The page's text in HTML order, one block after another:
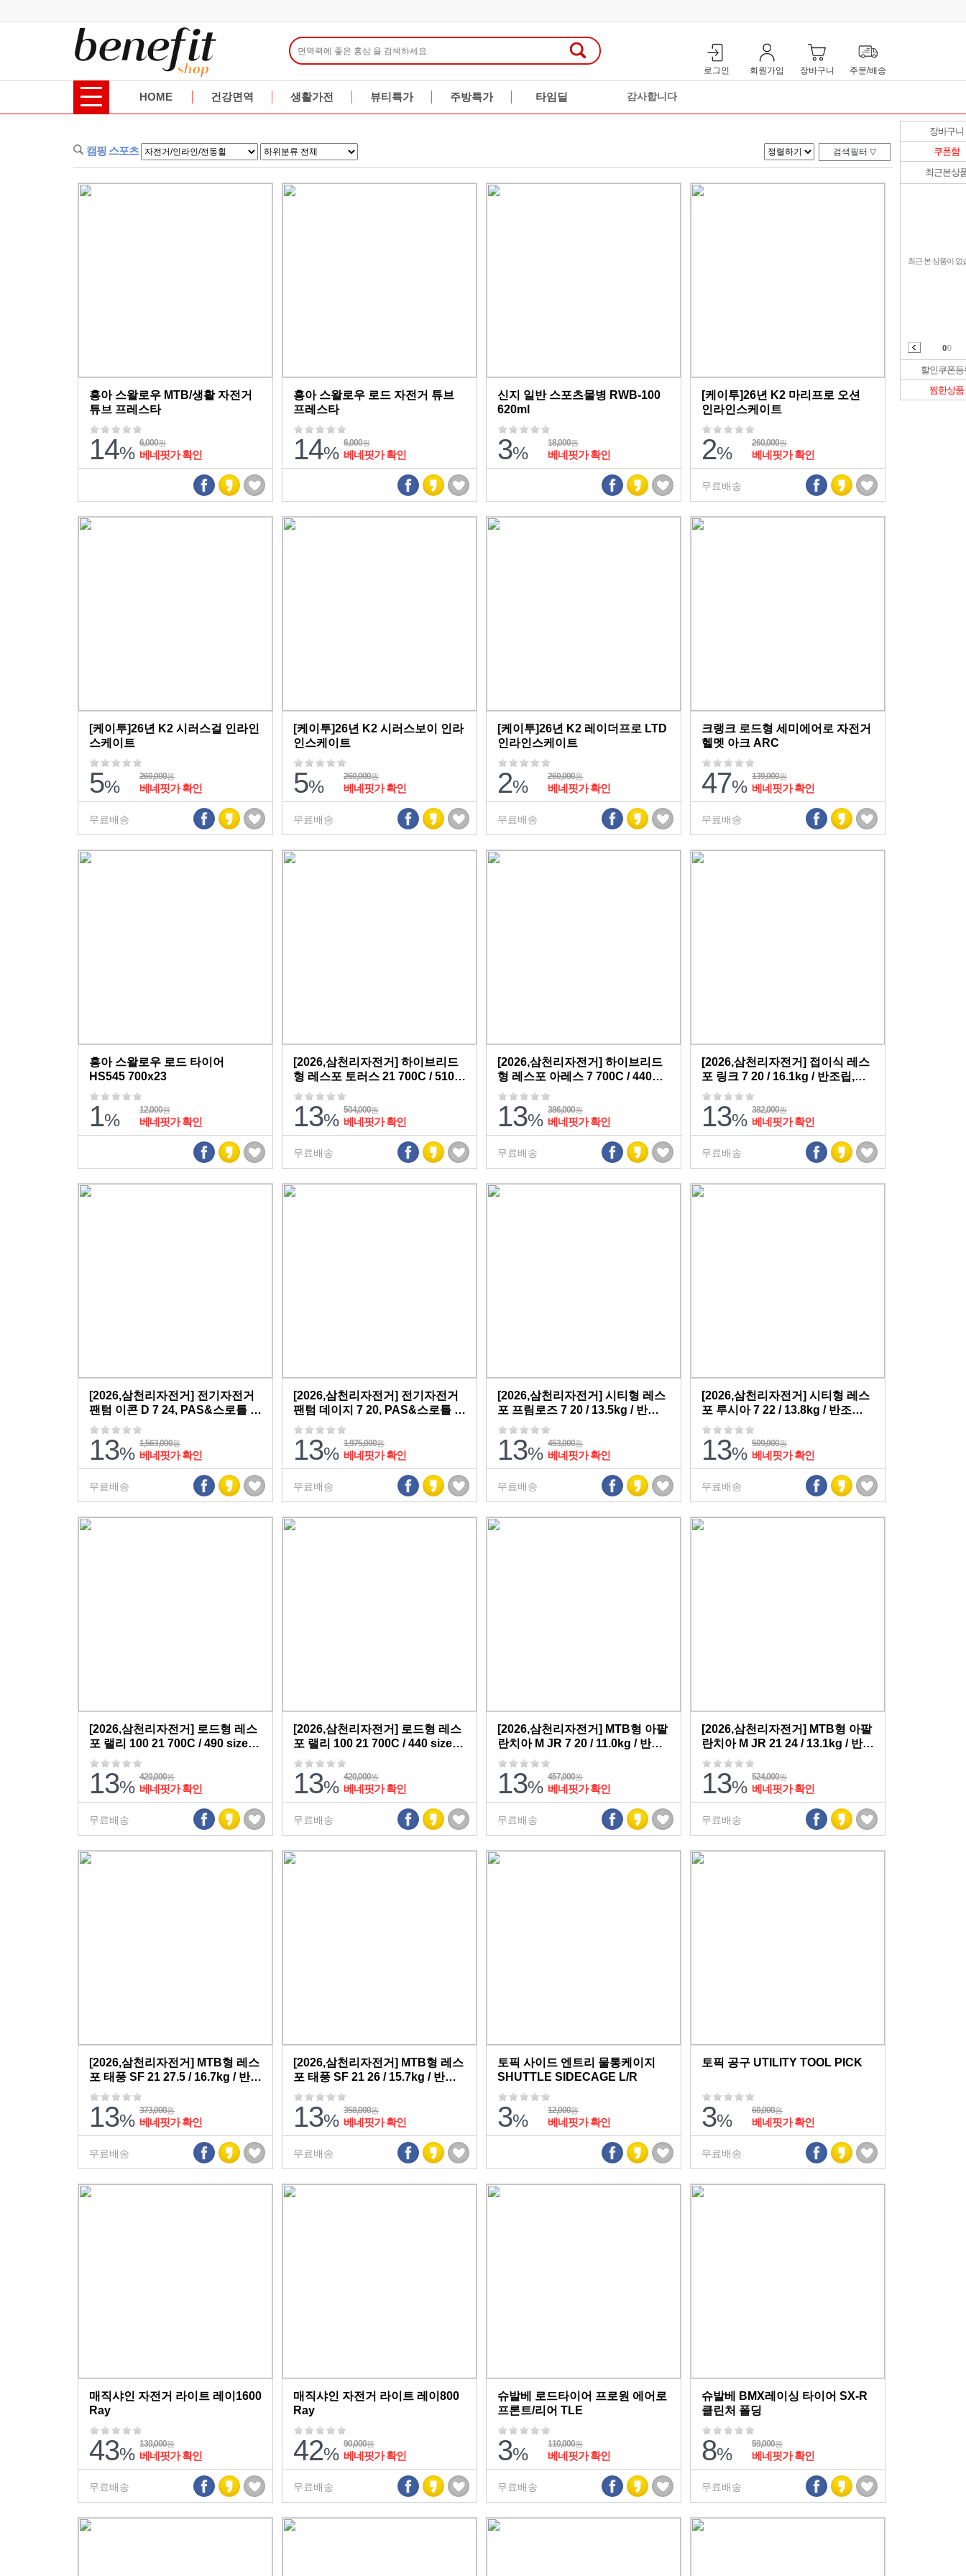
로그인 회원가입 장바구니 주문/배송
HOME 건강면역 생활가전 뷰티특가 주방특가 타임딜 감사합니다
장바구니
쿠폰함
최근본상
최근 본 상품이 없
0/0
할인쿠폰등
찜한상품
캠핑 스포츠
흥아 스왈로우 MTB/생활 자전거
튜브 프레스타
14% 6,000원
베네핏가 확인
흥아 스왈로우 로드 자전거 튜브
프레스타
14% 6,000원
베네핏가 확인
신지 일반 스포츠물병 RWB-100
620ml
3% 18,000원
베네핏가 확인
[케이투]26년 K2 마리프로 오션
인라인스케이트
2% 260,000원
베네핏가 확인
무료배송
[케이투]26년 K2 시러스걸 인라인
스케이트
5% 260,000원
베네핏가 확인
무료배송
[케이투]26년 K2 시러스보이 인라
인스케이트
5% 260,000원
베네핏가 확인
무료배송
[케이투]26년 K2 레이더프로 LTD
인라인스케이트
2% 260,000원
베네핏가 확인
무료배송
크랭크 로드형 세미에어로 자전거
헬멧 아크 ARC
47% 139,000원
베네핏가 확인
무료배송
흥아 스왈로우 로드 타이어
HS545 700x23
1% 12,000원
베네핏가 확인
[2026,삼천리자전거] 하이브리드
형 레스포 토러스 21 700C / 510
size / 12.9kg / 반조립,무료배송
13% 504,000원
베네핏가 확인
무료배송
[2026,삼천리자전거] 하이브리드
형 레스포 아레스 7 700C / 440
size /14.0kg / 반조립,무료배송
13% 386,000원
베네핏가 확인
무료배송
[2026,삼천리자전거] 접이식 레스
포 링크 7 20 / 16.1kg / 반조립,무
료배송
13% 382,000원
베네핏가 확인
무료배송
[2026,삼천리자전거] 전기자전거
팬텀 이콘 D 7 24, PAS&스로틀 겸
용 / 26.1kg / 완조립,무료배송
13% 1,563,000원
베네핏가 확인
무료배송
[2026,삼천리자전거] 전기자전거
팬텀 데이지 7 20, PAS&스로틀 겸
용 / 26.1kg / 완조립,무료배송
13% 1,975,000원
베네핏가 확인
무료배송
[2026,삼천리자전거] 시티형 레스
포 프림로즈 7 20 / 13.5kg / 반조
립,무료배송
13% 453,000원
베네핏가 확인
무료배송
[2026,삼천리자전거] 시티형 레스
포 루시아 7 22 / 13.8kg / 반조립,
무료배송
13% 509,000원
베네핏가 확인
무료배송
[2026,삼천리자전거] 로드형 레스
포 랠리 100 21 700C / 490 size /
13.8kg / 반조립,무료배송
13% 420,000원
베네핏가 확인
무료배송
[2026,삼천리자전거] 로드형 레스
포 랠리 100 21 700C / 440 size /
13.8kg / 반조립,무료배송
13% 420,000원
베네핏가 확인
무료배송
[2026,삼천리자전거] MTB형 아팔
란치아 M JR 7 20 / 11.0kg / 반조
립,무료배송
13% 457,000원
베네핏가 확인
무료배송
[2026,삼천리자전거] MTB형 아팔
란치아 M JR 21 24 / 13.1kg / 반조
립,무료배송
13% 524,000원
베네핏가 확인
무료배송
[2026,삼천리자전거] MTB형 레스
포 태풍 SF 21 27.5 / 16.7kg / 반조
립,무료배송
13% 373,000원
베네핏가 확인
무료배송
[2026,삼천리자전거] MTB형 레스
포 태풍 SF 21 26 / 15.7kg / 반조
립,무료배송
13% 358,000원
베네핏가 확인
무료배송
토픽 사이드 엔트리 물통케이지
SHUTTLE SIDECAGE L/R
3% 12,000원
베네핏가 확인
토픽 공구 UTILITY TOOL PICK
3% 60,000원
베네핏가 확인
무료배송
매직샤인 자전거 라이트 레이1600
Ray
43% 130,000원
베네핏가 확인
무료배송
매직샤인 자전거 라이트 레이800
Ray
42% 90,000원
베네핏가 확인
무료배송
슈발베 로드타이어 프로원 에어로
프론트/리어 TLE
3% 110,000원
베네핏가 확인
무료배송
슈발베 BMX레이싱 타이어 SX-R
클린처 폴딩
8% 59,000원
베네핏가 확인
무료배송